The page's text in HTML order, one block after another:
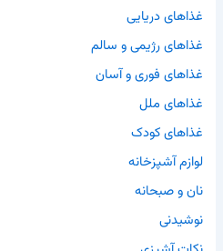
غذاهای دریایی
غذاهای رژیمی و سالم
غذاهای فوری و آسان
غذاهای ملل
غذاهای کودک
لوازم آشپزخانه
نان و صبحانه
نوشیدنی